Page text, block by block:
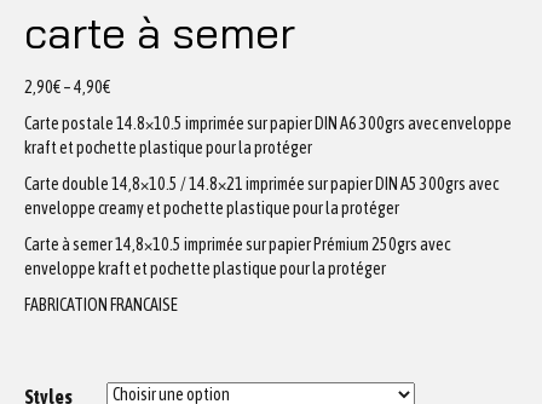
carte à semer
2,90€–4,90€
Carte postale 14.8×10.5 imprimée sur papier DIN A6 300grs avec enveloppe
kraft et pochette plastique pour la protéger
Carte double 14,8×10.5 / 14.8×21 imprimée sur papier DIN A5 300grs avec
enveloppe creamy et pochette plastique pour la protéger
Carte à semer 14,8×10.5 imprimée sur papier Prémium 250grs avec
enveloppe kraft et pochette plastique pour la protéger
FABRICATION FRANCAISE
Styles